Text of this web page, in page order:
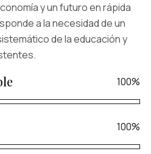
y un futuro en rápida
a la necesidad de un
de la educación y
100%
100%